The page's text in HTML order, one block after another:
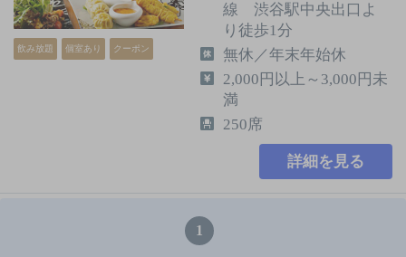
飲み放題 個室あり クーポン
線 渋谷駅中央出口よ
り徒歩1分
無休／年末年始休
2,000円以上～3,000円未
満
250席
詳細を見る
1